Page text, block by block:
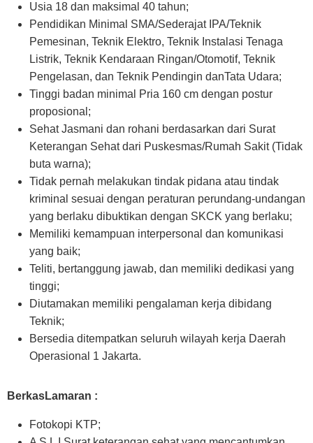
Usia 18 dan maksimal 40 tahun;
Pendidikan Minimal SMA/Sederajat IPA/Teknik
Pemesinan, Teknik Elektro, Teknik Instalasi Tenaga
Listrik, Teknik Kendaraan Ringan/Otomotif, Teknik
Pengelasan, dan Teknik Pendingin danTata Udara;
Tinggi badan minimal Pria 160 cm dengan postur
proposional;
Sehat Jasmani dan rohani berdasarkan dari Surat
Keterangan Sehat dari Puskesmas/Rumah Sakit (Tidak
buta warna);
Tidak pernah melakukan tindak pidana atau tindak
kriminal sesuai dengan peraturan perundang-undangan
yang berlaku dibuktikan dengan SKCK yang berlaku;
Memiliki kemampuan interpersonal dan komunikasi
yang baik;
Teliti, bertanggung jawab, dan memiliki dedikasi yang
tinggi;
Diutamakan memiliki pengalaman kerja dibidang
Teknik;
Bersedia ditempatkan seluruh wilayah kerja Daerah
Operasional 1 Jakarta.
BerkasLamaran :
Fotokopi KTP;